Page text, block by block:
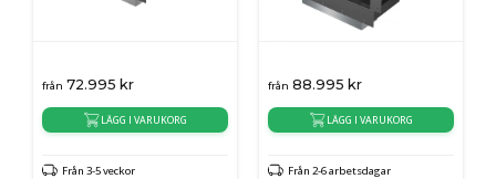
från 72.995 kr
LÄGG I VARUKORG
Från 3-5 veckor
från 88.995 kr
LÄGG I VARUKORG
Från 2-6 arbetsdagar